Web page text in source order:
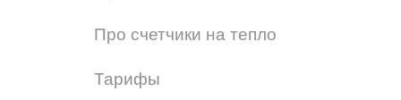
Про счетчики на тепло
Тарифы